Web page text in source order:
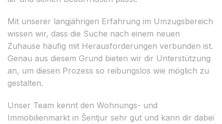
Mit unserer langjährigen Erfahrung im Umzugsbereich
wissen wir, dass die Suche nach einem neuen
Zuhause häufig mit Herausforderungen verbunden ist.
Genau aus diesem Grund bieten wir dir Unterstützung
an, um diesen Prozess so reibungslos wie möglich zu
gestalten.
Unser Team kennt den Wohnungs- und
Immobilienmarkt in Šentjur sehr gut und kann dir dabei